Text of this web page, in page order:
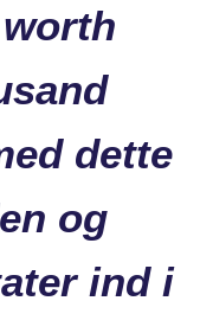
dette
og
ind i